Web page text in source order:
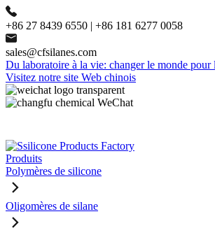
+86 27 8439 6550 | +86 181 6277 0058
sales@cfsilanes.com
Du laboratoire à la vie: changer le monde pour
Visitez notre site Web chinois
Produits
Polymères de silicone
Oligomères de silane